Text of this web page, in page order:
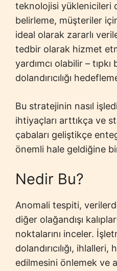
teknolojisi yüklenicileri
belirleme, müşteriler
ideal olarak zararlı
tedbir olarak hizmet
yardımcı olabilir – tıpkı
dolandırıcılığı
Bu stratejinin nasıl
ihtiyaçları arttıkça ve
çabaları geliştikçe
önemli hale geldiğine
Nedir Bu?
Anomali tespiti,
diğer olağandışı
noktalarını inceler.
dolandırıcılığı,
edilmesini önlemek ve